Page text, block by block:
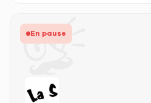
En pause